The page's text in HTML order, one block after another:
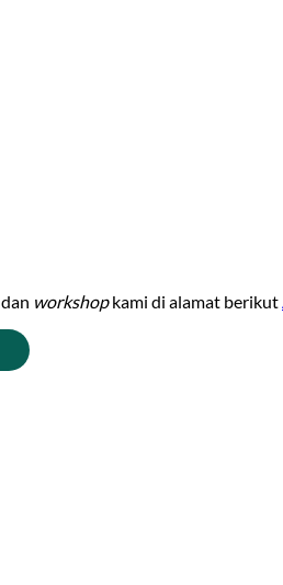
dan workshopkami di alamat berikut